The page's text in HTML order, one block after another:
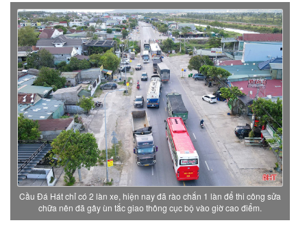
Cầu Đá Hát chỉ có 2 làn xe, hiện nay đã rào chắn 1 làn để thi công sửa
chữa nên đã gây ùn tắc giao thông cục bộ vào giờ cao điểm.